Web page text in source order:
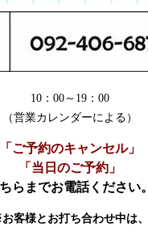
10：00～19：00
（営業カレンダーによる）
「ご予約のキャンセル」
「当日のご予約」
らまでお電話ください。
客様とお打ち合わせ中は、